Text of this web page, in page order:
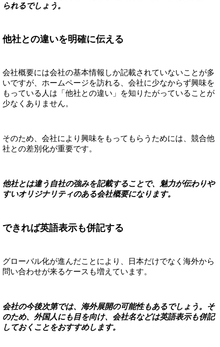
られるでしょう。
他社との違いを明確に伝える
会社概要には会社の基本情報しか記載されていないことが多
いですが、ホームページを訪れる、会社に少なからず興味を
もっている人は「他社との違い」を知りたがっていることが
少なくありません。
そのため、会社により興味をもってもらうためには、競合他
社との差別化が重要です。
他社とは違う自社の強みを記載することで、魅力が伝わりや
すいオリジナリティのある会社概要になります。
できれば英語表示も併記する
グローバル化が進んだことにより、日本だけでなく海外から
問い合わせが来るケースも増えています。
会社の今後次第では、海外展開の可能性もあるでしょう。そ
のため、外国人にも目を向け、会社名などは英語表示も併記
しておくことをおすすめします。